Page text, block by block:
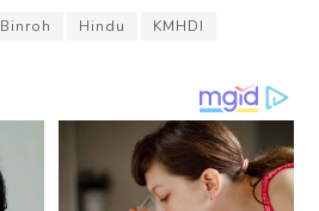
Binroh Hindu KMHDI